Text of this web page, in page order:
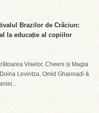
Brazilor de Crăciun:
la educație al copiilor
Viselor, Cheers și Magia
Levintza, Omid Ghannadi &